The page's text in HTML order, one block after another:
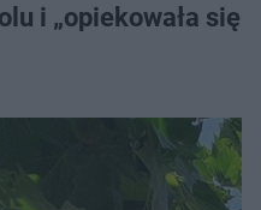
i „opiekowała